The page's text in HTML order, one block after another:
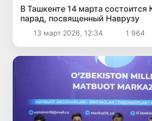
В Ташкенте 14 марта состоится
парад, посвященный Наврузу
13 март 2026, 12:34 1 964